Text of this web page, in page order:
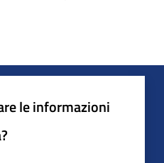
le informazioni